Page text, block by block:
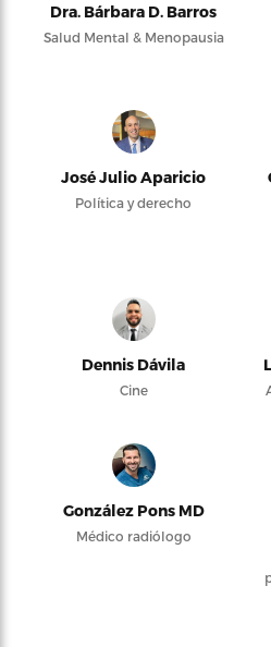
Dra. Bárbara D. Barros
Salud Mental & Menopausia
José Julio Aparicio
Política y derecho
Dennis Dávila
Cine
González Pons MD
Médico radiólogo